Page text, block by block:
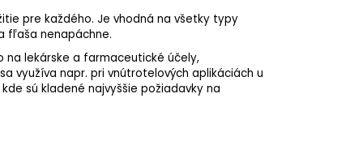
pre každého. Je vhodná na všetky typy
fľaša nenapáchne.
na lekárske a farmaceutické účely,
využíva napr. pri vnútrotelových aplikáciách u
sú kladené najvyššie požiadavky na